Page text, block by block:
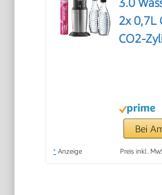
3.0
2x 0,7L
CO2-
Bei
* Anzeige Preis inkl.